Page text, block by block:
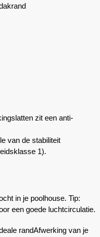
zit een anti-
van de stabiliteit
1).
in je poolhouse. Tip:
een goede luchtcirculatie.
randAfwerking van je